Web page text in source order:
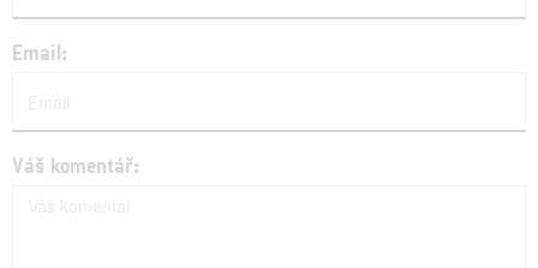
Email:
Váš komentář: